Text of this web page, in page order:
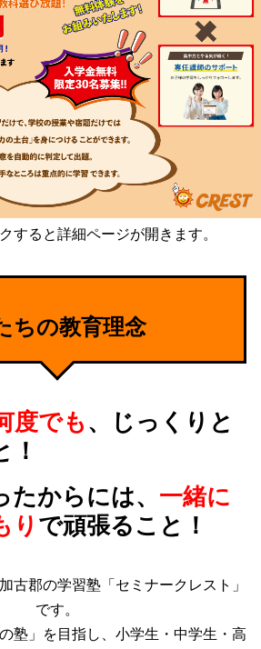
すると詳細ページが開きます。
ちの教育理念
度でも 、じっくりと
！
からには、 一緒に
り で頑張ること！
古郡の学習塾「セミナークレスト」
です。
塾」を目指し、小学生・中学生・高